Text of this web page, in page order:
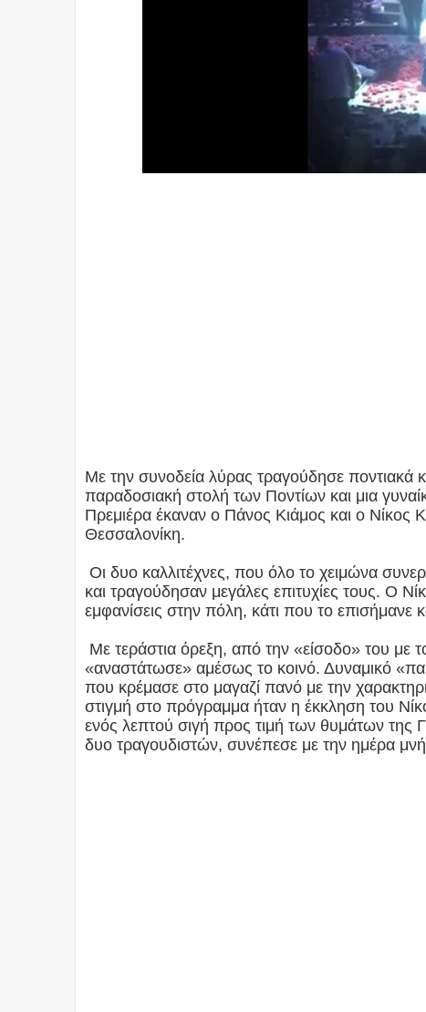
Με την συνοδεία λύρας τραγούδησε ποντιακά
παραδοσιακή στολή των Ποντίων και μια
Πρεμιέρα έκαναν ο Πάνος Κιάμος και ο
Θεσσαλονίκη.
Οι δυο καλλιτέχνες, που όλο το χειμώνα
και τραγούδησαν μεγάλες επιτυχίες τους. Ο
εμφανίσεις στην πόλη, κάτι που το επισήμανε
Με τεράστια όρεξη, από την «είσοδο» του
«αναστάτωσε» αμέσως το κοινό. Δυναμικό
που κρέμασε στο μαγαζί πανό με την
στιγμή στο πρόγραμμα ήταν η έκκληση του
ενός λεπτού σιγή προς τιμή των θυμάτων της
δυο τραγουδιστών, συνέπεσε με την ημέρα